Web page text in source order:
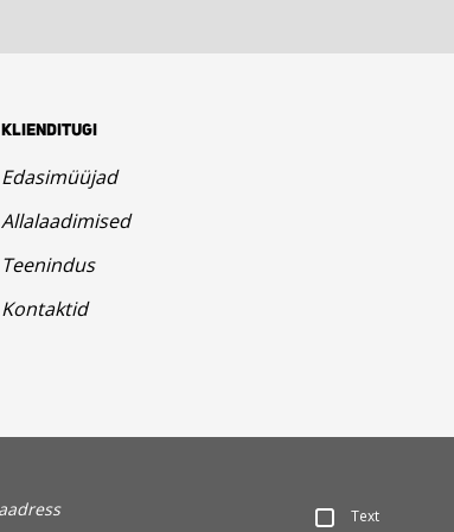
KLIENDITUGI
Edasimüüjad
Allalaadimised
Teenindus
Kontaktid
Text